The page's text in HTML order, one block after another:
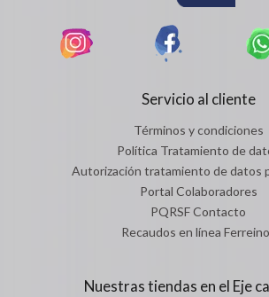
Servicio al cliente
Términos y condiciones
Política Tratamiento de
Autorización tratamiento de datos
Portal Colaboradores
PQRSF Contacto
Recaudos en línea
Nuestras tiendas en el Eje